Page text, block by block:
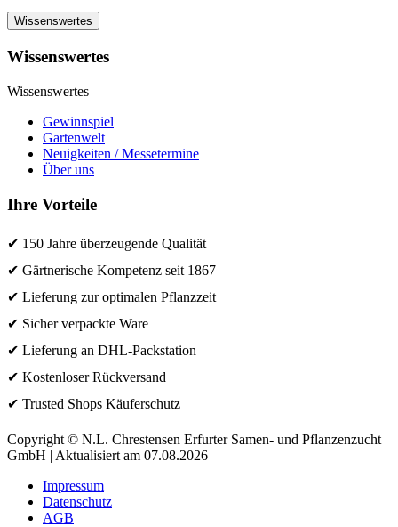
Wissenswertes
Wissenswertes
Wissenswertes
Gewinnspiel
Gartenwelt
Neuigkeiten / Messetermine
Über uns
Ihre Vorteile
✔ 150 Jahre überzeugende Qualität
✔ Gärtnerische Kompetenz seit 1867
✔ Lieferung zur optimalen Pflanzzeit
✔ Sicher verpackte Ware
✔ Lieferung an DHL-Packstation
✔ Kostenloser Rückversand
✔ Trusted Shops Käuferschutz
Copyright © N.L. Chrestensen Erfurter Samen- und Pflanzenzucht
GmbH | Aktualisiert am 07.08.2026
Impressum
Datenschutz
AGB